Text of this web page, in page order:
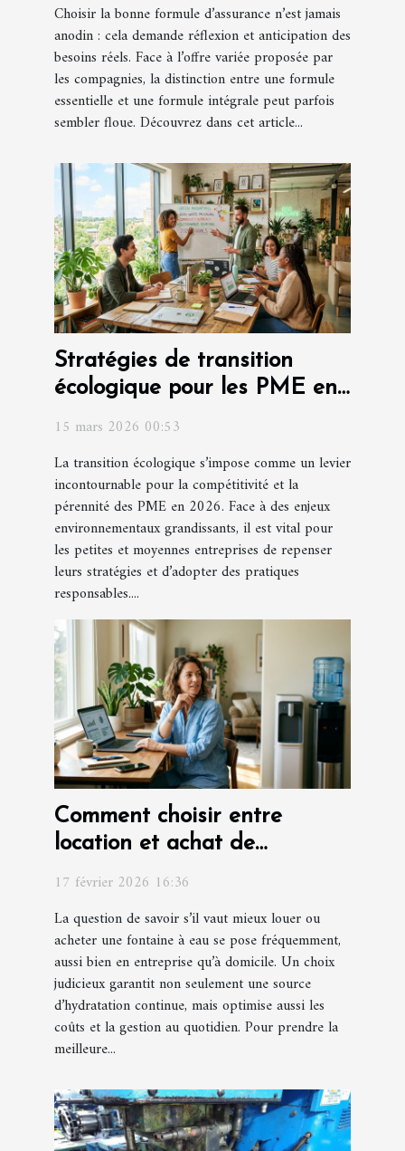
Choisir la bonne formule d’assurance n’est jamais
anodin : cela demande réflexion et anticipation des
besoins réels. Face à l’offre variée proposée par
les compagnies, la distinction entre une formule
essentielle et une formule intégrale peut parfois
sembler floue. Découvrez dans cet article...
Stratégies de transition
écologique pour les PME en
15 mars 2026 00:53
La transition écologique s’impose comme un levier
incontournable pour la compétitivité et la
pérennité des PME en 2026. Face à des enjeux
environnementaux grandissants, il est vital pour
les petites et moyennes entreprises de repenser
leurs stratégies et d’adopter des pratiques
responsables....
Comment choisir entre
location et achat de
fontaines à eau ?
17 février 2026 16:36
La question de savoir s’il vaut mieux louer ou
acheter une fontaine à eau se pose fréquemment,
aussi bien en entreprise qu’à domicile. Un choix
judicieux garantit non seulement une source
d’hydratation continue, mais optimise aussi les
coûts et la gestion au quotidien. Pour prendre la
meilleure...